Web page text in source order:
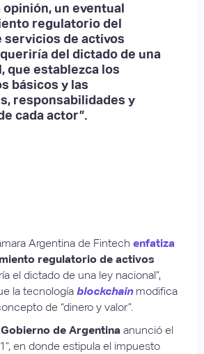
opinión, un eventual
regulatorio del
servicios de activos
del dictado de una
que establezca los
básicos y las
responsabilidades y
cada actor”.
Argentina de Fintech enfatiza
regulatorio de activos
el dictado de una ley nacional”,
la tecnología blockchain modifica
de “dinero y valor”.
Gobierno de Argentina anunció el
en donde estipula el impuesto